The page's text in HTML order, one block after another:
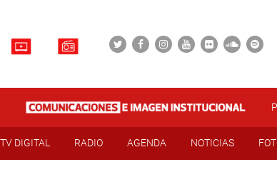
TV DIGITAL RADIO AGENDA NOTICIAS